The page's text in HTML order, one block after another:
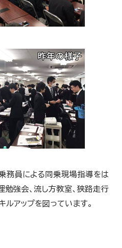
務員による同乗現場指導をは
勉強会、流し方教室、狭路走行
アップを図っています。